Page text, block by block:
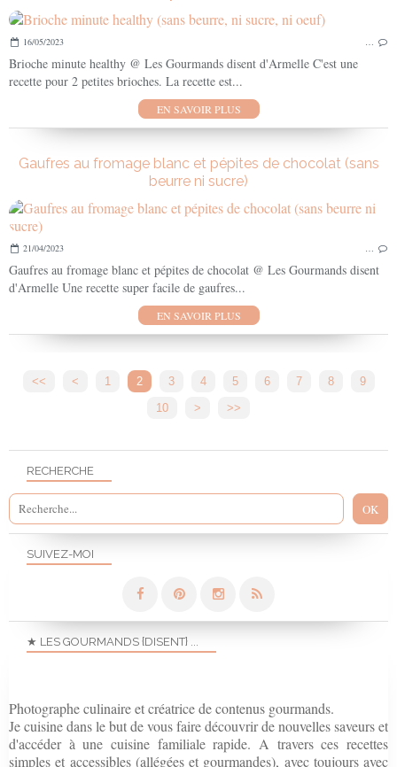
16/05/2023 …
Brioche minute healthy @ Les Gourmands disent d'Armelle C'est une
recette pour 2 petites brioches. La recette est...
EN SAVOIR PLUS
Gaufres au fromage blanc et pépites de chocolat (sans
beurre ni sucre)
21/04/2023 …
Gaufres au fromage blanc et pépites de chocolat @ Les Gourmands disent
d'Armelle Une recette super facile de gaufres...
EN SAVOIR PLUS
<< < 1 2 3 4 5 6 7 8
9
10
20
30
40
> >>
SUIVEZ-MOI
RECHERCHE
★ LES GOURMANDS {DISENT} ...
Photographe culinaire et créatrice de contenus gourmands.
Je cuisine dans le but de vous faire découvrir de nouvelles saveurs et
d'accéder à une cuisine familiale rapide. A travers ces recettes
simples et accessibles (allégées et gourmandes), avec toujours avec